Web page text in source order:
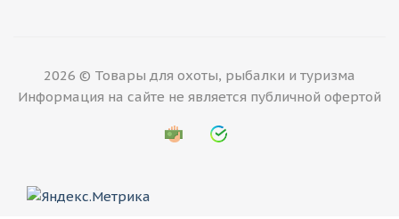
2026 © Товары для охоты, рыбалки и туризма
Информация на сайте не является публичной офертой